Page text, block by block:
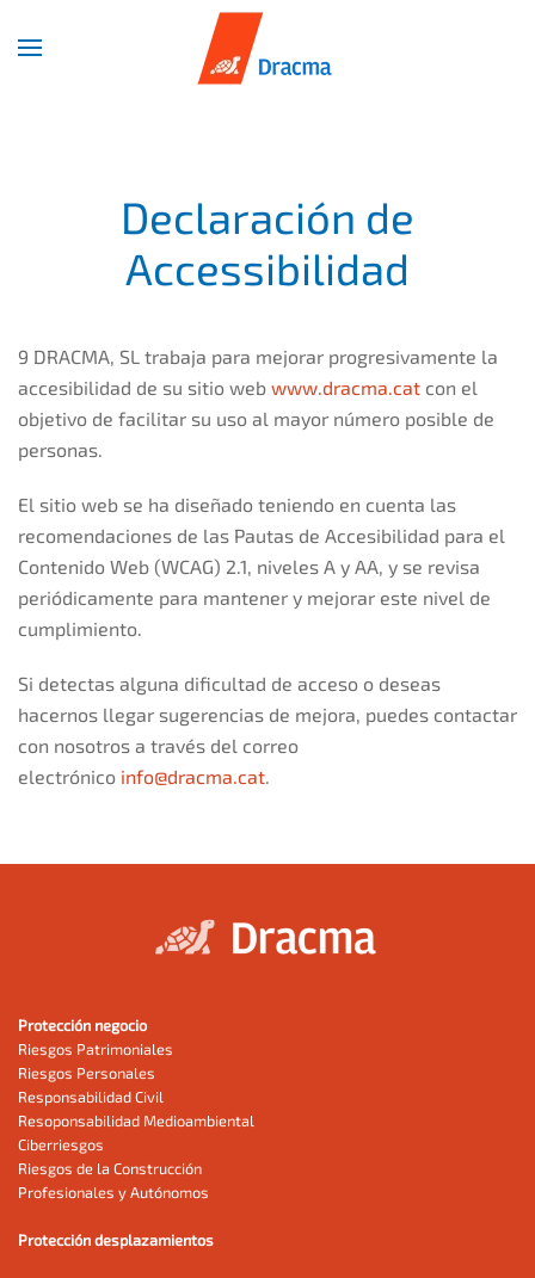
Declaración de
Accessibilidad
9 DRACMA, SL trabaja para mejorar progresivamente la
accesibilidad de su sitio web www.dracma.cat con el
objetivo de facilitar su uso al mayor número posible de
personas.
El sitio web se ha diseñado teniendo en cuenta las
recomendaciones de las Pautas de Accesibilidad para el
Contenido Web (WCAG) 2.1, niveles A y AA, y se revisa
periódicamente para mantener y mejorar este nivel de
cumplimiento.
Si detectas alguna dificultad de acceso o deseas
hacernos llegar sugerencias de mejora, puedes contactar
con nosotros a través del correo
electrónico info@dracma.cat.
Protección negocio
Riesgos Patrimoniales
Riesgos Personales
Responsabilidad Civil
Resoponsabilidad Medioambiental
Ciberriesgos
Riesgos de la Construcción
Profesionales y Autónomos
Protección desplazamientos